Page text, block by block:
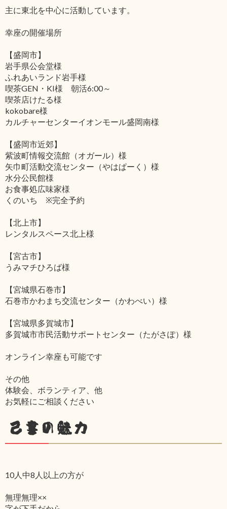
主に東北を中心に活動しています。
幸座の開催場所
【盛岡市】
岩手県公会堂様
ふれあいランド岩手様
喫茶GEN・KI様 朝活6:00～
喫茶店けたる様
kokobare様
カルチャーセンターイオンモール盛岡南様
【盛岡市近郊】
紫波町情報交流館（オガール）様
矢巾町活動交流センター（やはぱーく）様
水分公民館様
お食事処広味家様
くのいち ※完全予約
【北上市】
レンタルスペース北上様
【宮古市】
うみマチひろば様
【宮城県石巻市】
石巻市かわまち交流センター（かわべい）様
【宮城県多賀城市】
多賀城市市民活動サポートセンター（たがさぽ）様
オンライン幸座も可能です
その他
体験会、ボランティア、他
お気軽にご相談ください
己書の魅力
10人中8人以上の方が
無理無理××